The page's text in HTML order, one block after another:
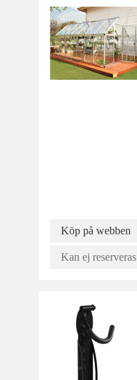
Köp på webben
Kan ej reserveras